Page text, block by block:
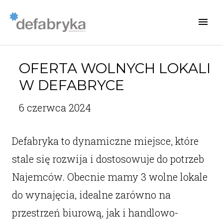
OFERTA WOLNYCH LOKALI
W DEFABRYCE
6 czerwca 2024
Defabryka to dynamiczne miejsce, które
stale się rozwija i dostosowuje do potrzeb
Najemców. Obecnie mamy 3 wolne lokale
do wynajęcia, idealne zarówno na
przestrzeń biurową, jak i handlowo-